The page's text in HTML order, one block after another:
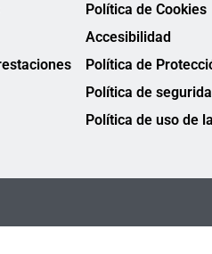
Política de Cookies
Accesibilidad
Política de
Política de
Política de uso de